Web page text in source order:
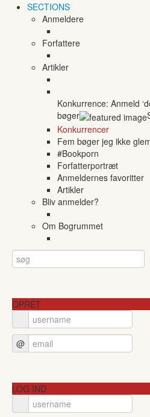
SECTIONS
Anmeldere
Forfattere
Artikler
Konkurrence: Anmeld
bøger
Konkurrencer
Fem bøger jeg ikke
#Bookporn
Forfatterportræt
Anmeldernes favoritter
Artikler
Bliv anmelder?
Om Bogrummet
OPRET
@
LOG IND